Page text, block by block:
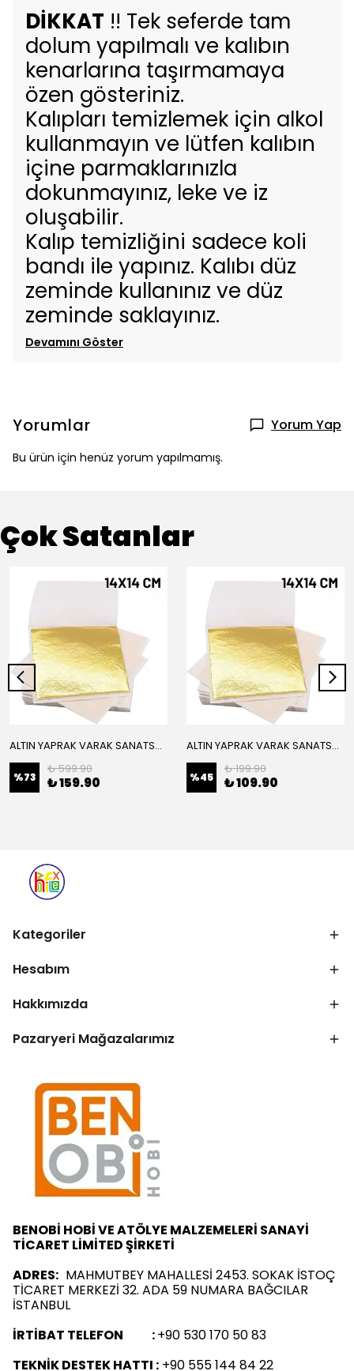
DİKKAT !! Tek seferde tam
dolum yapılmalı ve kalıbın
kenarlarına taşırmamaya
özen gösteriniz.
Kalıpları temizlemek için alkol
kullanmayın ve lütfen kalıbın
içine parmaklarınızla
dokunmayınız, leke ve iz
oluşabilir.
Kalıp temizliğini sadece koli
bandı ile yapınız. Kalıbı düz
zeminde kullanınız ve düz
zeminde saklayınız.
Devamını Göster
Yorumlar Yorum Yap
Bu ürün için henüz yorum yapılmamış.
Çok Satanlar
ALTIN YAPRAK VARAK SANATSAL BÜYÜK BOY FOLYO EPOKSİ REÇİNE NAİL ART 16 ADET 14X14 CM ALTIN RENK
%73
₺ 599.90
₺ 159.90
ALTIN YAPRAK VARAK SANATSAL BÜYÜK BOY FOLYO EPOKSİ REÇİNE NAİL ART 8 ADET ALTIN RENK 14X14 CM
%45
₺ 199.90
₺ 109.90
Kategoriler
Hesabım
Hakkımızda
Pazaryeri Mağazalarımız
BENOBİ HOBİ VE ATÖLYE MALZEMELERİ SANAYİ
TİCARET LİMİTED ŞİRKETİ
ADRES: MAHMUTBEY MAHALLESİ 2453. SOKAK İSTOÇ
TİCARET MERKEZİ 32. ADA 59 NUMARA BAĞCILAR
İSTANBUL
İRTİBAT TELEFON :+90 530 170 50 83
TEKNİK DESTEK HATTI : +90 555 144 84 22